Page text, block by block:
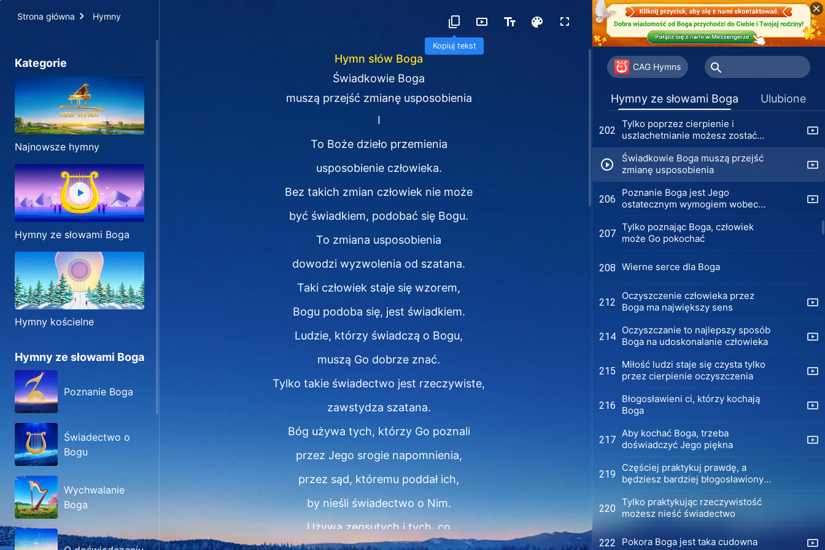
Strona główna Hymny
Kopiuj tekst
Kategorie
Najnowsze hymny
Hymny ze słowami Boga
Hymny kościelne
Hymny ze słowami Boga
Poznanie Boga
Świadectwo o
Bogu
Wychwalanie
Boga
Hymn słów Boga
Świadkowie Boga
muszą przejść zmianę usposobienia
I
To Boże dzieło przemienia
usposobienie człowieka.
Bez takich zmian człowiek nie może
być świadkiem, podobać się Bogu.
To zmiana usposobienia
dowodzi wyzwolenia od szatana.
Taki człowiek staje się wzorem,
Bogu podoba się, jest świadkiem.
Ludzie, którzy świadczą o Bogu,
muszą Go dobrze znać.
Tylko takie świadectwo jest rzeczywiste,
zawstydza szatana.
Bóg używa tych, którzy Go poznali
przez Jego srogie napomnienia,
przez sąd, któremu poddał ich,
by nieśli świadectwo o Nim.
Używa zepsutych i tych, co
CAG Hymns
Hymny ze słowami Boga Ulubione
198
Jedynie buntując się przeciwko
cielesności możesz ujrzeć
cudowność Boga
199
Musisz nieść świadectwo o Bogu
we wszystkim
201 Go, ten żyje nadaremnie
202
Tylko poprzez cierpienie i
uszlachetnianie możesz zostać
udoskonalony przez Boga
Świadkowie Boga muszą przejść
zmianę usposobienia
206
Poznanie Boga jest Jego
ostatecznym wymogiem wobec
207
Tylko poznając Boga, człowiek
może Go pokochać
208 Wierne serce dla Boga
212
Oczyszczenie człowieka przez
Boga ma największy sens
214
Oczyszczanie to najlepszy sposób
Boga na udoskonalanie człowieka
215
Miłość ludzi staje się czysta tylko
przez cierpienie oczyszczenia
216
Błogosławieni ci, którzy kochają
Boga
217
Aby kochać Boga, trzeba
doświadczyć Jego piękna
219
Częściej praktykuj prawdę, a
będziesz bardziej błogosławiony
220
Tylko praktykując rzeczywistość
możesz nieść świadectwo
222 Pokora Boga jest taka cudowna